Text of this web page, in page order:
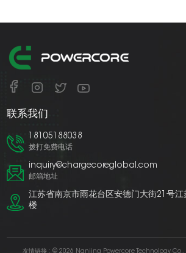
联系我们
18105188038
拨打免费电话
inquiry@chargecoreglobal.com
邮箱地址
江苏省南京市雨花台区安德门大街21号
楼